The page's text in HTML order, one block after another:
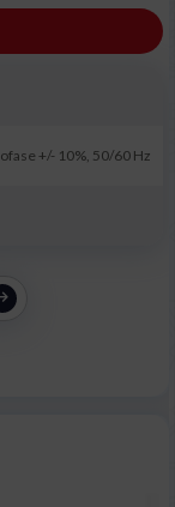
+/- 10%, 50/60 Hz